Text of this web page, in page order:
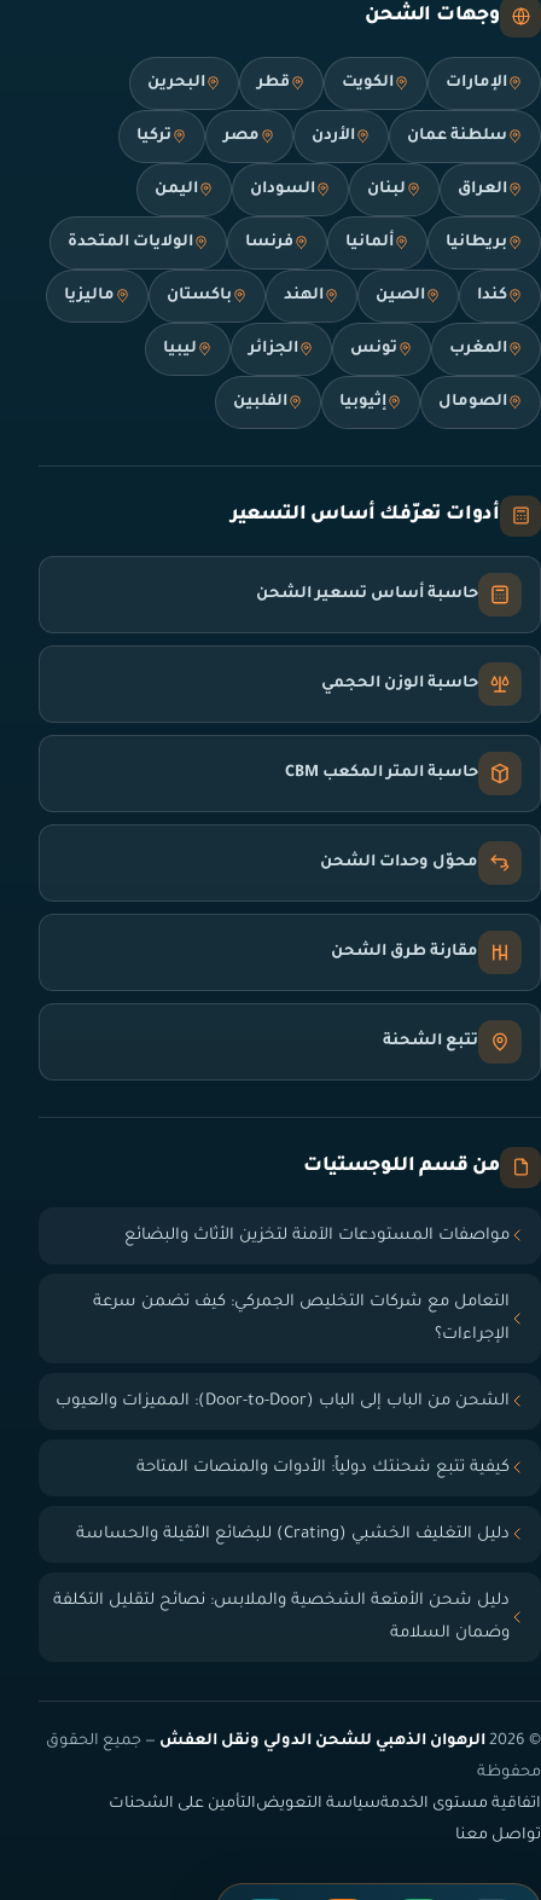
وجهات الشحن
الإمارات الكويت قطر البحرين
سلطنة عمان الأردن مصر تركيا
العراق لبنان السودان اليمن
بريطانيا ألمانيا فرنسا الولايات المتحدة
كندا الصين الهند باكستان ماليزيا
المغرب تونس الجزائر ليبيا
الصومال إثيوبيا الفلبين
أدوات تعرّفك أساس التسعير
حاسبة أساس تسعير الشحن
حاسبة الوزن الحجمي
حاسبة المتر المكعب CBM
محوّل وحدات الشحن
مقارنة طرق الشحن
تتبع الشحنة
من قسم اللوجستيات
مواصفات المستودعات الآمنة لتخزين الأثاث والبضائع
التعامل مع شركات التخليص الجمركي: كيف تضمن سرعة
الإجراءات؟
الشحن من الباب إلى الباب (Door-to-Door): المميزات والعيوب
كيفية تتبع شحنتك دولياً: الأدوات والمنصات المتاحة
دليل التغليف الخشبي (Crating) للبضائع الثقيلة والحساسة
دليل شحن الأمتعة الشخصية والملابس: نصائح لتقليل التكلفة
وضمان السلامة
© 2026 الرهوان الذهبي للشحن الدولي ونقل العفش — جميع الحقوق
محفوظة
اتفاقية مستوى الخدمةسياسة التعويضالتأمين على الشحنات
تواصل معنا